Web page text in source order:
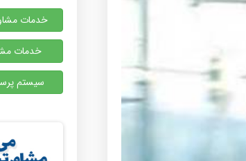
خدمات
خدمات
سیستم